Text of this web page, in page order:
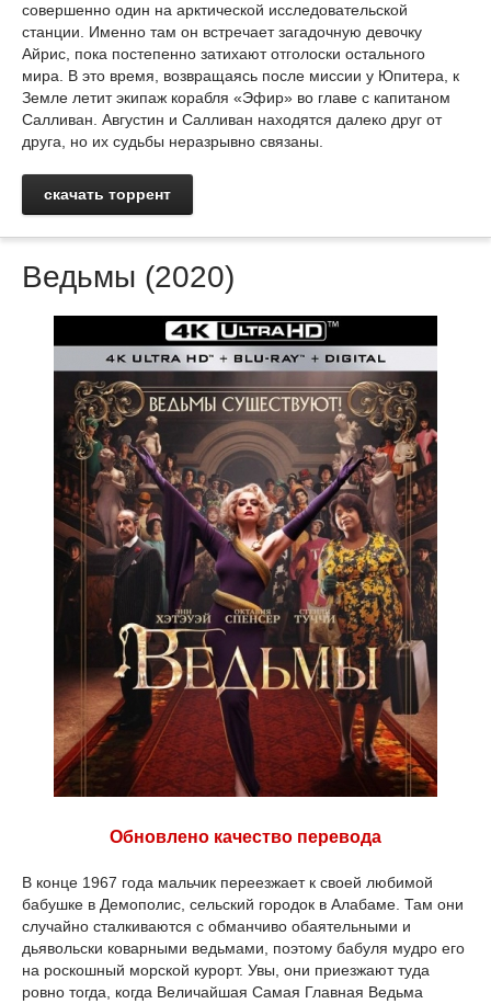
совершенно один на арктической исследовательской
станции. Именно там он встречает загадочную девочку
Айрис, пока постепенно затихают отголоски остального
мира. В это время, возвращаясь после миссии у Юпитера, к
Земле летит экипаж корабля «Эфир» во главе с капитаном
Салливан. Августин и Салливан находятся далеко друг от
друга, но их судьбы неразрывно связаны.
скачать торрент
Ведьмы (2020)
Обновлено качество перевода
В конце 1967 года мальчик переезжает к своей любимой
бабушке в Демополис, сельский городок в Алабаме. Там они
случайно сталкиваются с обманчиво обаятельными и
дьявольски коварными ведьмами, поэтому бабуля мудро его
на роскошный морской курорт. Увы, они приезжают туда
ровно тогда, когда Величайшая Самая Главная Ведьма